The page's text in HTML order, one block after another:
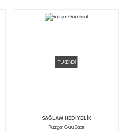
TÜKENDİ
SAĞLAM HEDİYELİK
Rüzgar Gülü Saat